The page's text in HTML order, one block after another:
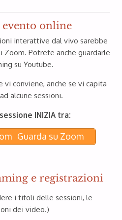
evento online
interattive dal vivo sarebbe
Zoom. Potrete anche guardarle
su Youtube.
vi conviene, anche se vi capita
alcune sessioni.
INIZIA tra:
Guarda su Zoom
e registrazioni
i titoli delle sessioni, le
dei video.)